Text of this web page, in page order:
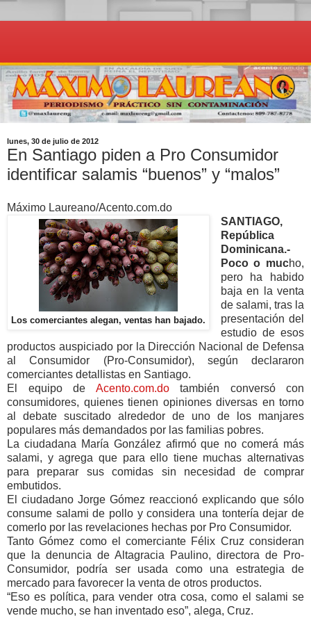
lunes, 30 de julio de 2012
En Santiago piden a Pro Consumidor
identificar salamis “buenos” y “malos”
Máximo Laureano/Acento.com.do
Los comerciantes alegan, ventas han bajado.
SANTIAGO,
República
Dominicana.-
Poco o mucho,
pero ha habido
baja en la venta
de salami, tras la
presentación del
estudio de esos
productos auspiciado por la Dirección Nacional de Defensa
al Consumidor (Pro-Consumidor), según declararon
comerciantes detallistas en Santiago.
El equipo de Acento.com.dotambién conversó con
consumidores, quienes tienen opiniones diversas en torno
al debate suscitado alrededor de uno de los manjares
populares más demandados por las familias pobres.
La ciudadana María González afirmó que no comerá más
salami, y agrega que para ello tiene muchas alternativas
para preparar sus comidas sin necesidad de comprar
embutidos.
El ciudadano Jorge Gómez reaccionó explicando que sólo
consume salami de pollo y considera una tontería dejar de
comerlo por las revelaciones hechas por Pro Consumidor.
Tanto Gómez como el comerciante Félix Cruz consideran
que la denuncia de Altagracia Paulino, directora de Pro-
Consumidor, podría ser usada como una estrategia de
mercado para favorecer la venta de otros productos.
“Eso es política, para vender otra cosa, como el salami se
vende mucho, se han inventado eso”, alega, Cruz.